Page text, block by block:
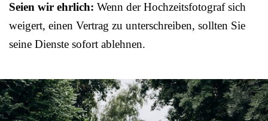
Seien wir ehrlich: Wenn der Hochzeitsfotograf sich
weigert, einen Vertrag zu unterschreiben, sollten Sie
seine Dienste sofort ablehnen.